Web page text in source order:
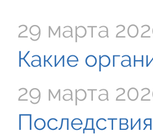
29 марта
Какие
29 марта